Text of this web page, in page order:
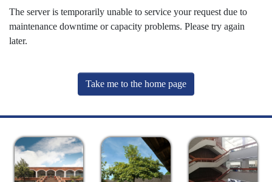
The server is temporarily unable to service your request due to
maintenance downtime or capacity problems. Please try again
later.
Take me to the home page